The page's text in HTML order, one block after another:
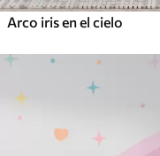
Arco iris en el cielo